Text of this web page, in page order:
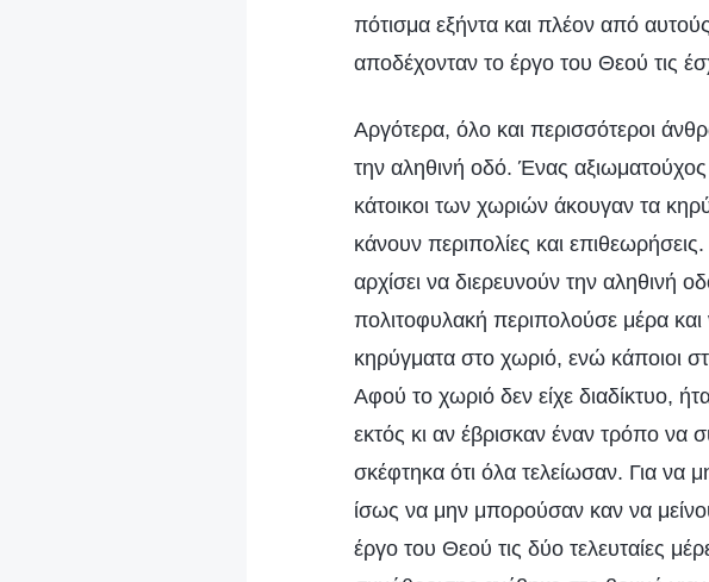
πότισμα εξήντα και πλέον από
αποδέχονταν το έργο του Θεού τις
Αργότερα, όλο και περισσότεροι
την αληθινή οδό. Ένας
κάτοικοι των χωριών άκουγαν τα
κάνουν περιπολίες και
αρχίσει να διερευνούν την αληθινή
πολιτοφυλακή περιπολούσε μέρα
κηρύγματα στο χωριό, ενώ κάποιοι
Αφού το χωριό δεν είχε διαδίκτυο,
εκτός κι αν έβρισκαν έναν τρόπο να
σκέφτηκα ότι όλα τελείωσαν. Για να
ίσως να μην μπορούσαν καν να
έργο του Θεού τις δύο τελευταίες